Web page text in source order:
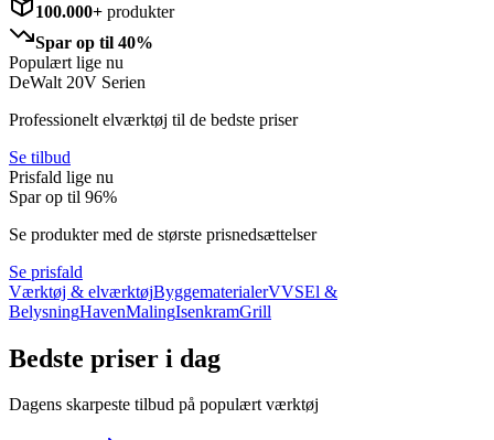
100.000+ produkter
Spar op til 40%
Populært lige nu
DeWalt 20V Serien
Professionelt elværktøj til de bedste priser
Se tilbud
Prisfald lige nu
Spar op til 96%
Se produkter med de største prisnedsættelser
Se prisfald
Værktøj & elværktøjByggematerialerVVSEl &
BelysningHavenMalingIsenkramGrill
Bedste priser i dag
Dagens skarpeste tilbud på populært værktøj